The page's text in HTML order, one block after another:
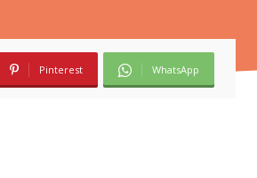
Pinterest WhatsApp